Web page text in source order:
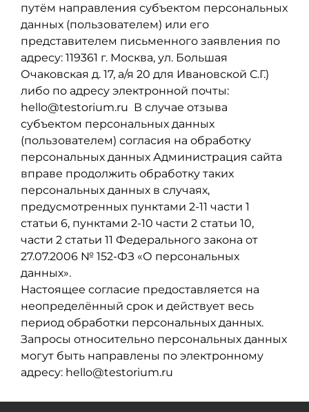
путём направления субъектом персональных
данных (пользователем) или его
представителем письменного заявления по
адресу: 119361 г. Москва, ул. Большая
Очаковская д. 17, а/я 20 для Ивановской С.Г.)
либо по адресу электронной почты:
hello@testorium.ru В случае отзыва
субъектом персональных данных
(пользователем) согласия на обработку
персональных данных Администрация сайта
вправе продолжить обработку таких
персональных данных в случаях,
предусмотренных пунктами 2-11 части 1
статьи 6, пунктами 2-10 части 2 статьи 10,
части 2 статьи 11 Федерального закона от
27.07.2006 № 152-ФЗ «О персональных
данных».
Настоящее согласие предоставляется на
неопределённый срок и действует весь
период обработки персональных данных.
Запросы относительно персональных данных
могут быть направлены по электронному
адресу: hello@testorium.ru